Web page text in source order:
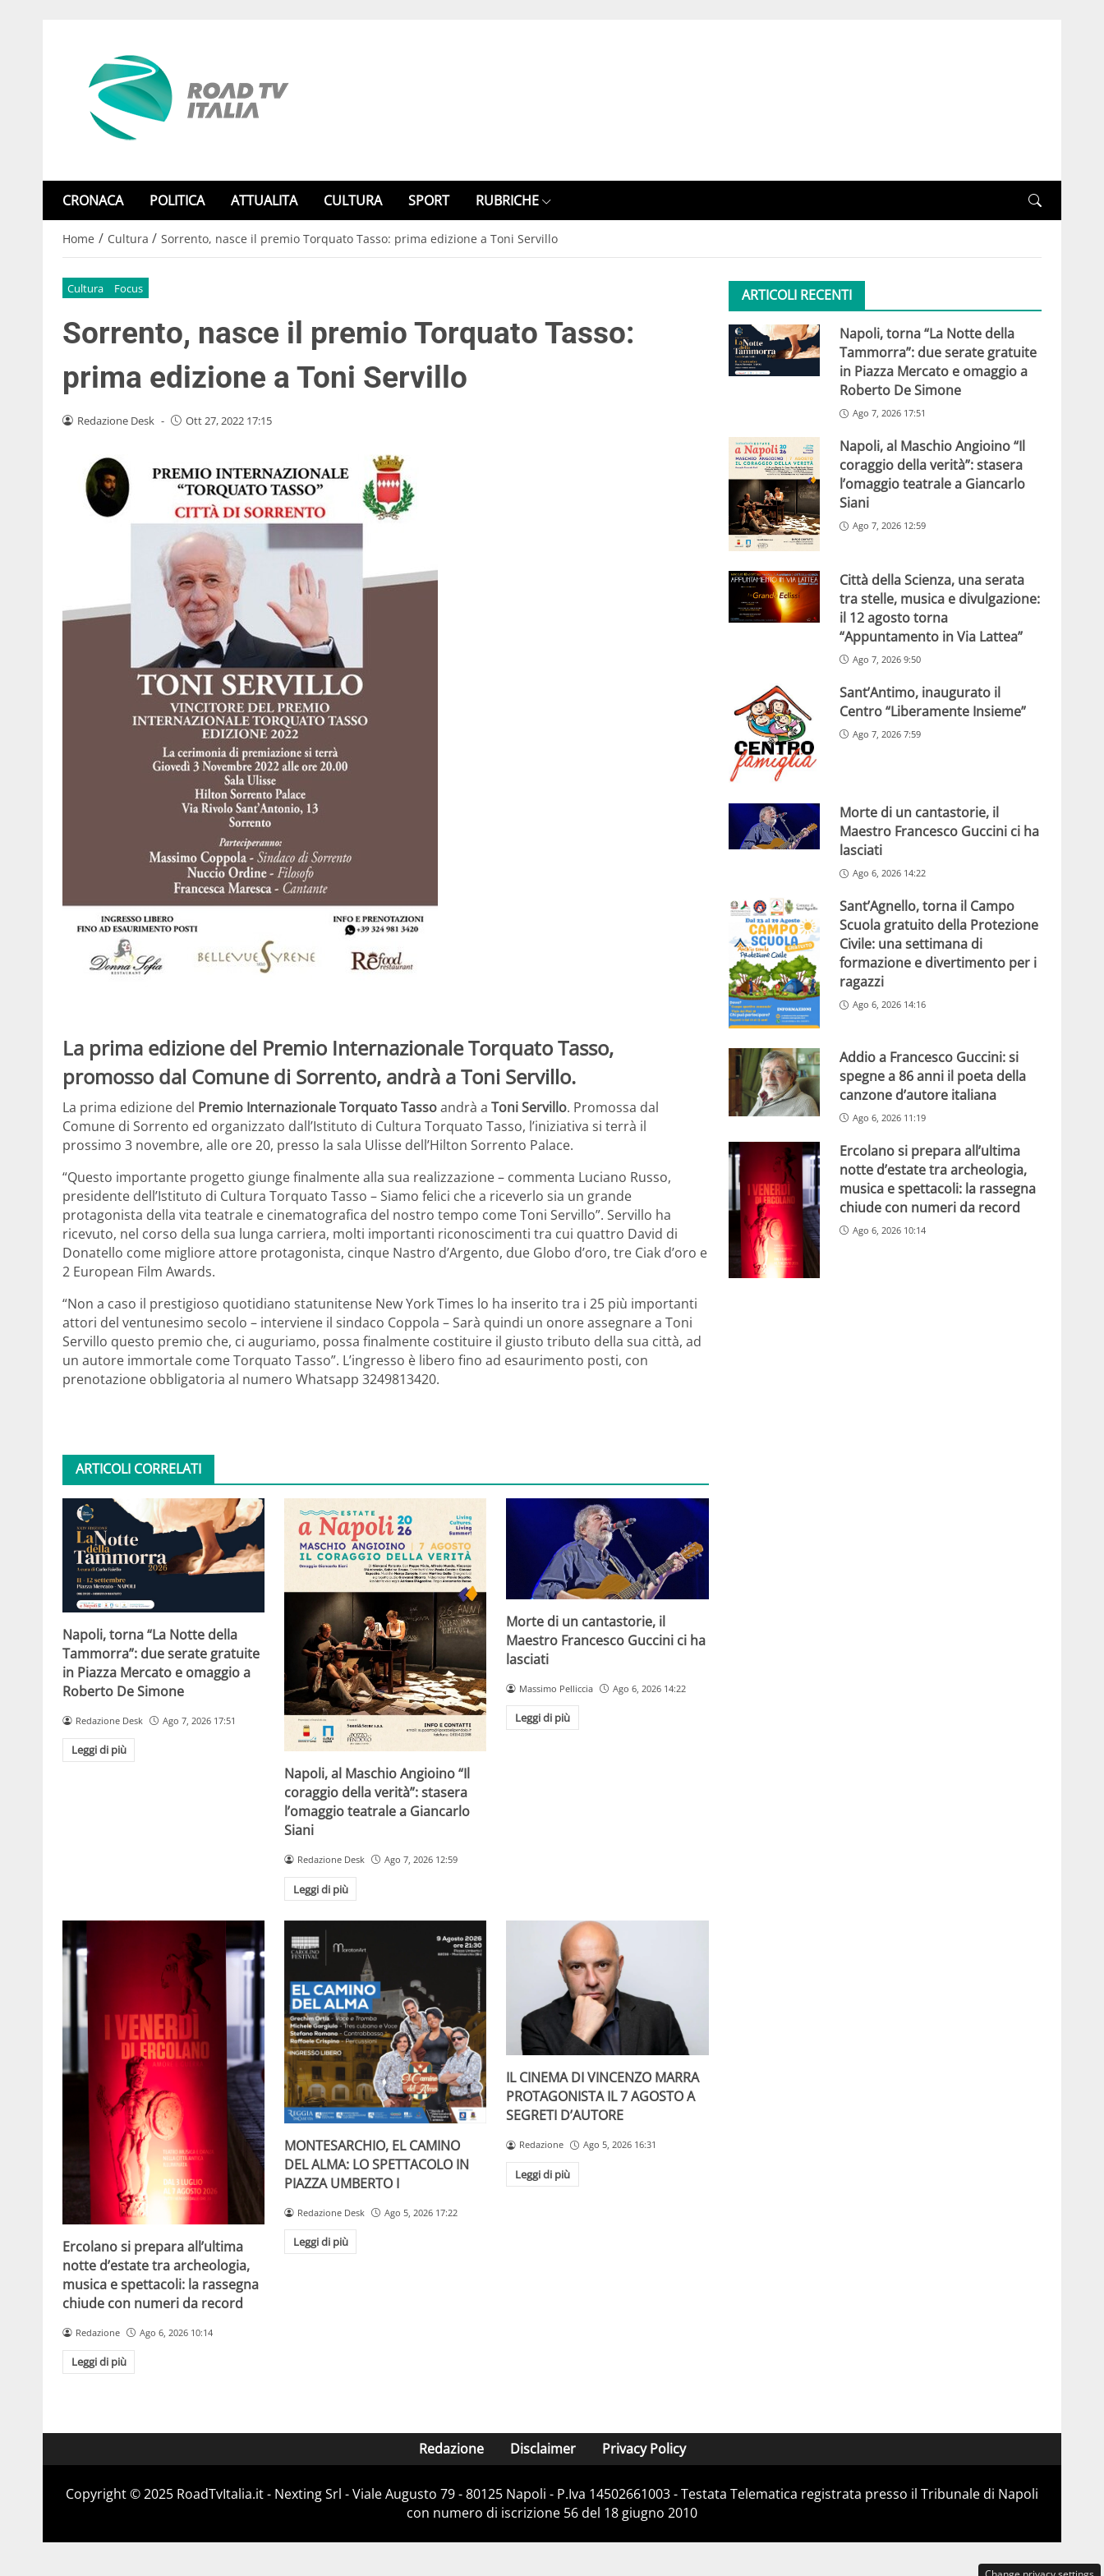
CRONACA POLITICA ATTUALITA CULTURA SPORT RUBRICHE
Home / Cultura / Sorrento, nasce il premio Torquato Tasso: prima edizione a Toni Servillo
Cultura Focus
Sorrento, nasce il premio Torquato Tasso:
prima edizione a Toni Servillo
Redazione Desk - Ott 27, 2022 17:15
La prima edizione del Premio Internazionale Torquato Tasso,
promosso dal Comune di Sorrento, andrà a Toni Servillo.
La prima edizione del Premio Internazionale Torquato Tassoandrà a Toni Servillo. Promossa dal
Comune di Sorrento ed organizzato dall’Istituto di Cultura Torquato Tasso, l’iniziativa si terrà il
prossimo 3 novembre, alle ore 20, presso la sala Ulisse dell’Hilton Sorrento Palace.
“Questo importante progetto giunge finalmente alla sua realizzazione – commenta Luciano Russo,
presidente dell’Istituto di Cultura Torquato Tasso – Siamo felici che a riceverlo sia un grande
protagonista della vita teatrale e cinematografica del nostro tempo come Toni Servillo”. Servillo ha
ricevuto, nel corso della sua lunga carriera, molti importanti riconoscimenti tra cui quattro David di
Donatello come migliore attore protagonista, cinque Nastro d’Argento, due Globo d’oro, tre Ciak d’oro e
2 European Film Awards.
“Non a caso il prestigioso quotidiano statunitense New York Times lo ha inserito tra i 25 più importanti
attori del ventunesimo secolo – interviene il sindaco Coppola – Sarà quindi un onore assegnare a Toni
Servillo questo premio che, ci auguriamo, possa finalmente costituire il giusto tributo della sua città, ad
un autore immortale come Torquato Tasso”. L’ingresso è libero fino ad esaurimento posti, con
prenotazione obbligatoria al numero Whatsapp 3249813420.
ARTICOLI CORRELATI
Napoli, torna “La Notte della
Tammorra”: due serate gratuite
in Piazza Mercato e omaggio a
Roberto De Simone
Redazione Desk Ago 7, 2026 17:51
Leggi di più
Napoli, al Maschio Angioino “Il
coraggio della verità”: stasera
l’omaggio teatrale a Giancarlo
Siani
Redazione Desk Ago 7, 2026 12:59
Leggi di più
Morte di un cantastorie, il
Maestro Francesco Guccini ci ha
lasciati
Massimo Pelliccia Ago 6, 2026 14:22
Leggi di più
Ercolano si prepara all’ultima
notte d’estate tra archeologia,
musica e spettacoli: la rassegna
chiude con numeri da record
Redazione Ago 6, 2026 10:14
Leggi di più
MONTESARCHIO, EL CAMINO
DEL ALMA: LO SPETTACOLO IN
PIAZZA UMBERTO I
Redazione Desk Ago 5, 2026 17:22
Leggi di più
IL CINEMA DI VINCENZO MARRA
PROTAGONISTA IL 7 AGOSTO A
SEGRETI D’AUTORE
Redazione Ago 5, 2026 16:31
Leggi di più
ARTICOLI RECENTI
Napoli, torna “La Notte della
Tammorra”: due serate gratuite
in Piazza Mercato e omaggio a
Roberto De Simone
Ago 7, 2026 17:51
Napoli, al Maschio Angioino “Il
coraggio della verità”: stasera
l’omaggio teatrale a Giancarlo
Siani
Ago 7, 2026 12:59
Città della Scienza, una serata
tra stelle, musica e divulgazione:
il 12 agosto torna
“Appuntamento in Via Lattea”
Ago 7, 2026 9:50
Sant’Antimo, inaugurato il
Centro “Liberamente Insieme”
Ago 7, 2026 7:59
Morte di un cantastorie, il
Maestro Francesco Guccini ci ha
lasciati
Ago 6, 2026 14:22
Sant’Agnello, torna il Campo
Scuola gratuito della Protezione
Civile: una settimana di
formazione e divertimento per i
ragazzi
Ago 6, 2026 14:16
Addio a Francesco Guccini: si
spegne a 86 anni il poeta della
canzone d’autore italiana
Ago 6, 2026 11:19
Ercolano si prepara all’ultima
notte d’estate tra archeologia,
musica e spettacoli: la rassegna
chiude con numeri da record
Ago 6, 2026 10:14
Redazione Disclaimer Privacy Policy
Copyright ©️ 2025 RoadTvItalia.it - Nexting Srl - Viale Augusto 79 - 80125 Napoli - P.Iva 14502661003 - Testata Telematica registrata presso il Tribunale di Napoli
con numero di iscrizione 56 del 18 giugno 2010